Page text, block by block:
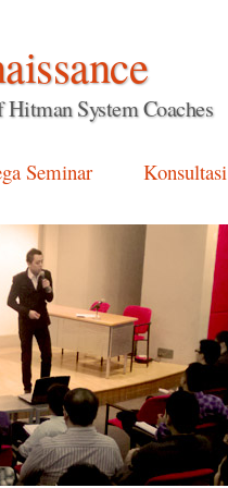
System Coaches
Seminar Konsultasi